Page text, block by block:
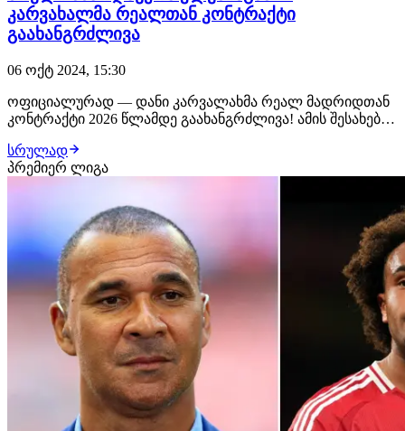
კარვახალმა რეალთან კონტრაქტი
გაახანგრძლივა
06 ოქტ 2024, 15:30
ოფიციალურად — დანი კარვალახმა რეალ მადრიდთან
კონტრაქტი 2026 წლამდე გაახანგრძლივა! ამის შესახებ
ახალ ხელშეკრულებაზე მუშაობა რამდენიმე თვის წინ
დაიწყეს და როგორც ჩანს, შეთანხმებასაც მარტივად
მიაღწიეს. კარლო ანჩელოტისთვის გამოცდილი ესპან…
სრულად
პრემიერ ლიგა